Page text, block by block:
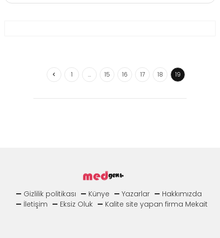
1 … 15 16 17 18 19
Gizlilik politikası Künye Yazarlar
Hakkımızda
İletişim
Eksiz Oluk Kalite site yapan firma Mekait